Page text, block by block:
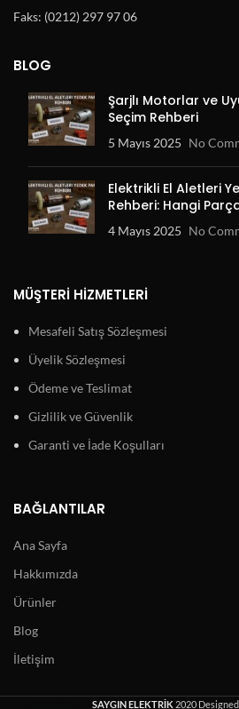
Faks: (0212) 297 97 06
BLOG
Şarjlı Motorlar ve
Seçim Rehberi
5 Mayıs 2025 No
Elektrikli El Aletleri
Rehberi: Hangi
4 Mayıs 2025 No
MÜŞTERI HIZMETLERI
Mesafeli Satış Sözleşmesi
Üyelik Sözleşmesi
Ödeme ve Teslimat
Gizlilik ve Güvenlik
Garanti ve İade Koşulları
BAĞLANTILAR
Ana Sayfa
Hakkımızda
Ürünler
Blog
İletişim
SAYGIN ELEKTRİK 2020